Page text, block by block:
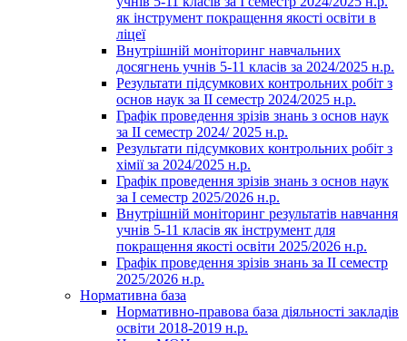
як інструмент покращення якості освіти в
ліцеї
Внутрішній моніторинг навчальних
досягнень учнів 5-11 класів за 2024/2025 н.р.
Результати підсумкових контрольних робіт з
основ наук за ІІ семестр 2024/2025 н.р.
Графік проведення зрізів знань з основ наук
за ІІ семестр 2024/ 2025 н.р.
Результати підсумкових контрольних робіт з
хімії за 2024/2025 н.р.
Графік проведення зрізів знань з основ наук
за І семестр 2025/2026 н.р.
Внутрішній моніторинг результатів навчання
учнів 5-11 класів як інструмент для
покращення якості освіти 2025/2026 н.р.
Графік проведення зрізів знань за ІІ семестр
2025/2026 н.р.
Нормативна база
Нормативно-правова база діяльності закладів
освіти 2018-2019 н.р.